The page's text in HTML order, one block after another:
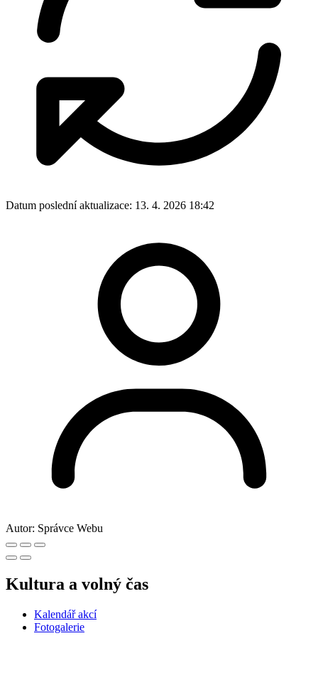
Datum poslední aktualizace: 13. 4. 2026 18:42
Autor: Správce Webu
Kultura a volný čas
Kalendář akcí
Fotogalerie